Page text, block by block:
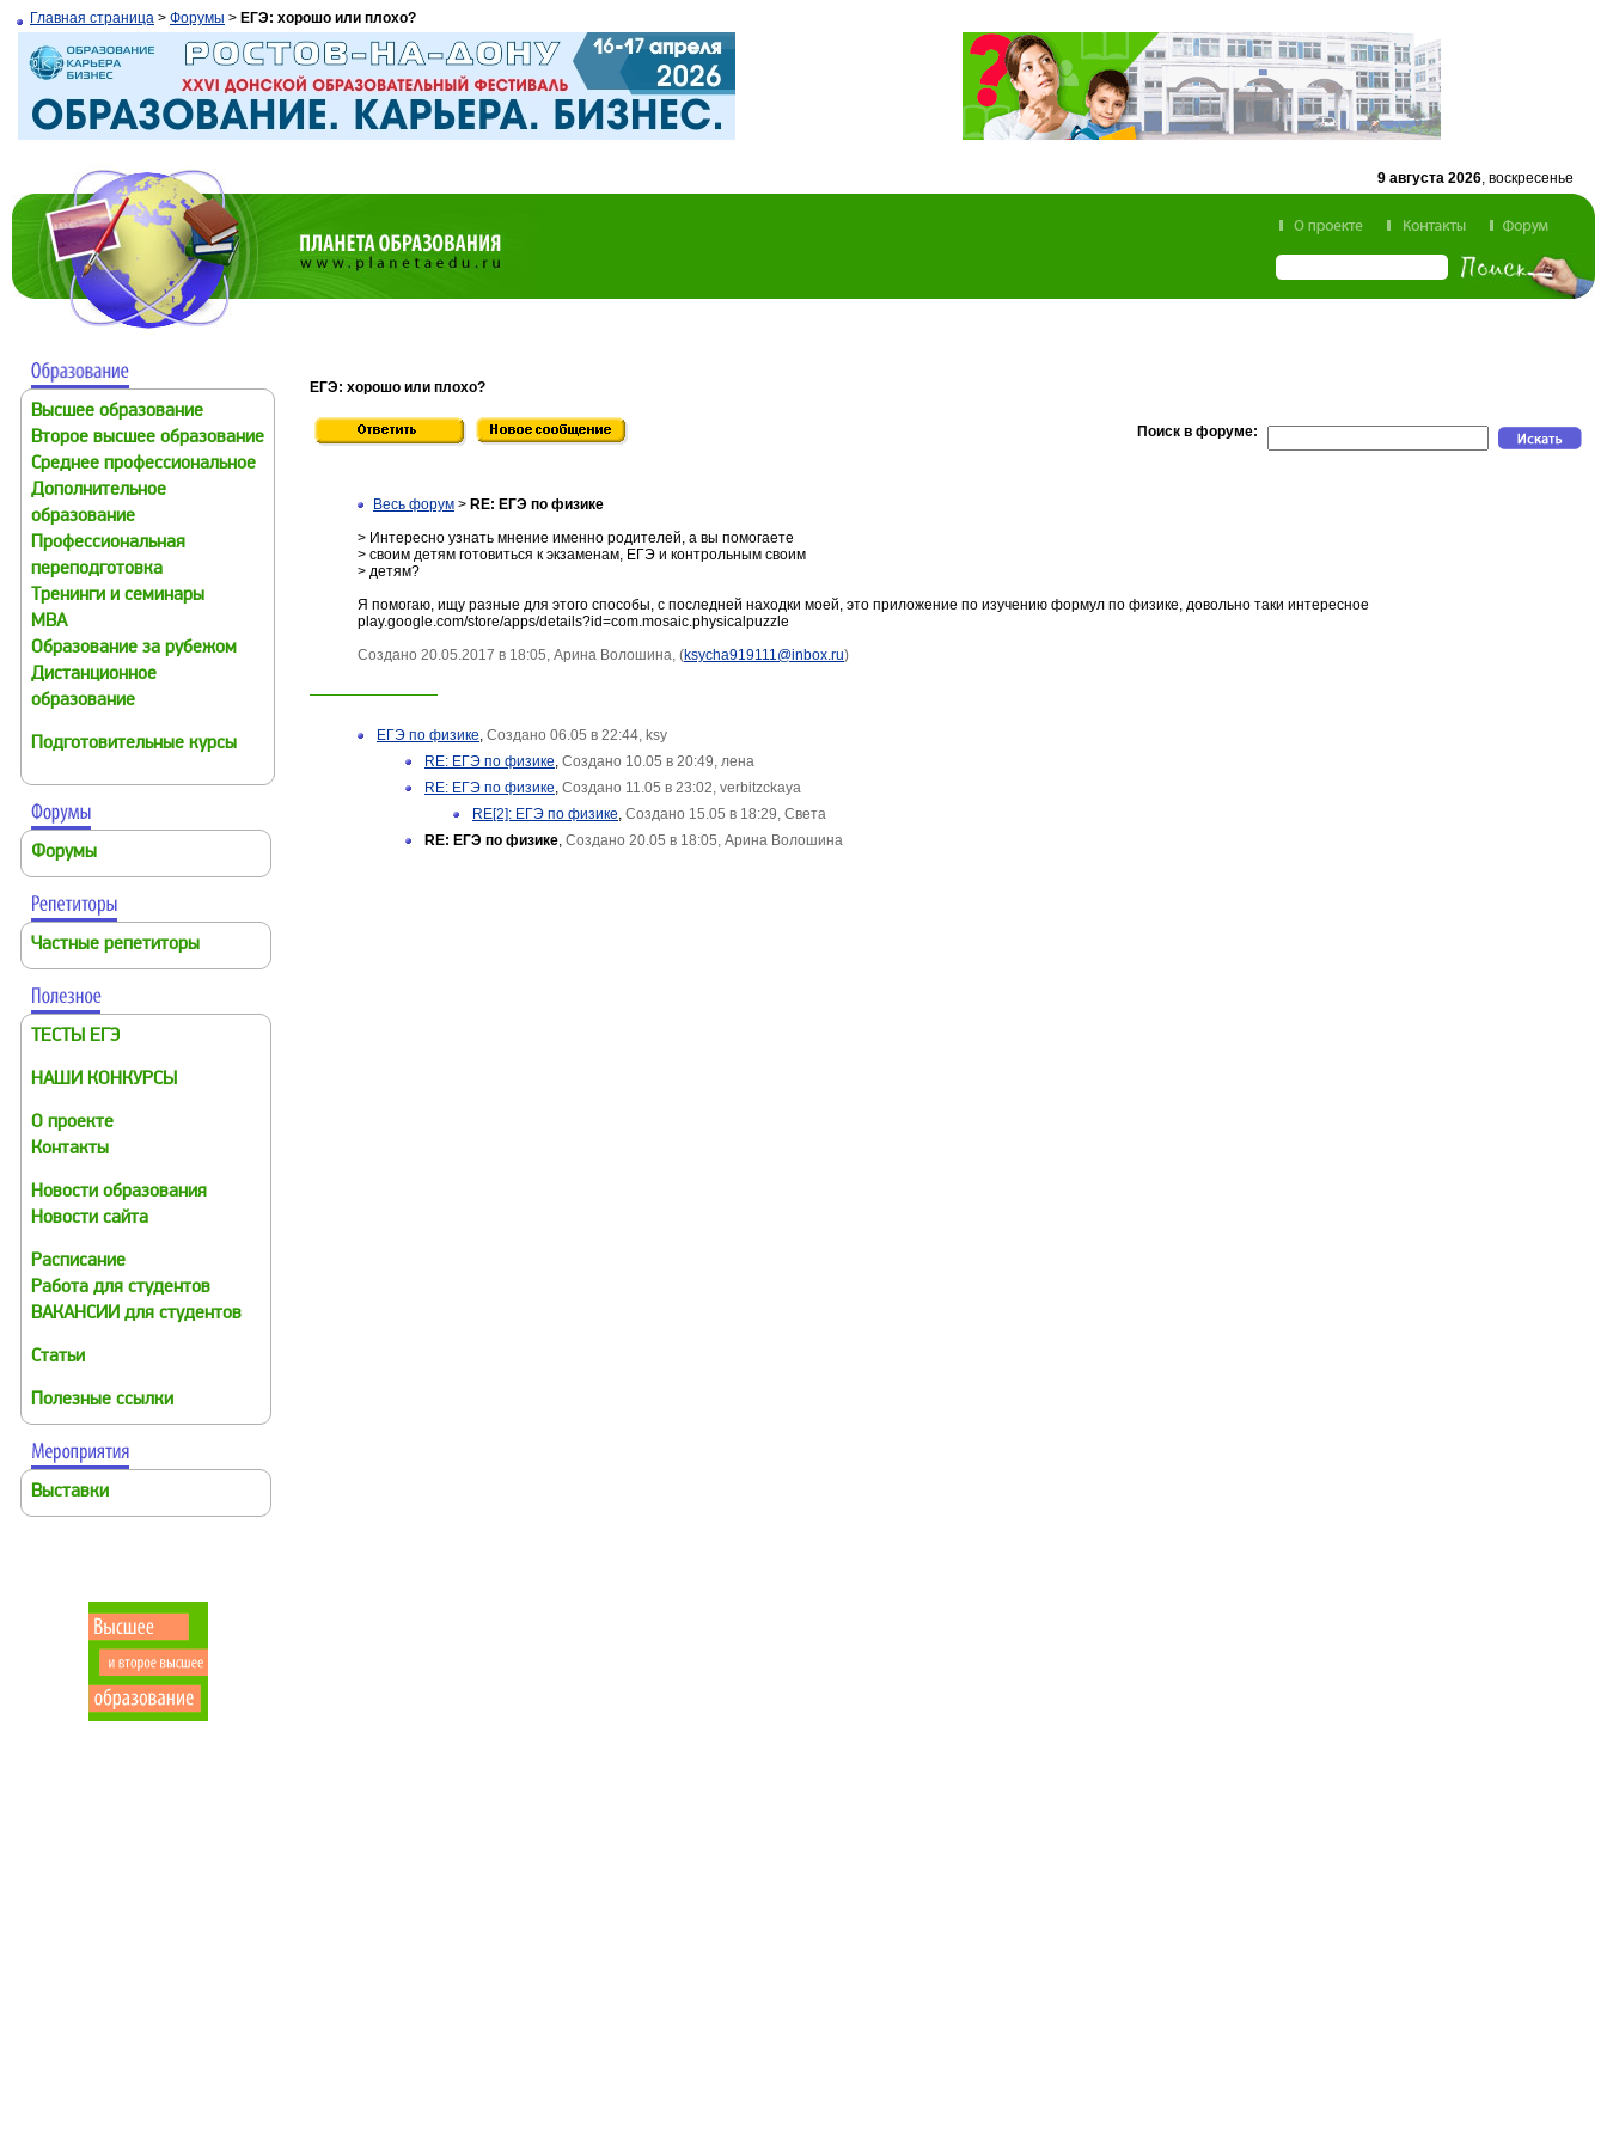
Главная страница > Форумы > ЕГЭ: хорошо или плохо?
9 августа 2026, воскресенье
Высшее образование
Второе высшее образование
Среднее профессиональное
Дополнительное
образование
Профессиональная
переподготовка
Тренинги и семинары
MBA
Образование за рубежом
Дистанционное
образование
Подготовительные курсы
Форумы
Частные репетиторы
ТЕСТЫ ЕГЭ
НАШИ КОНКУРСЫ
О проекте
Контакты
Новости образования
Новости сайта
Расписание
Работа для студентов
ВАКАНСИИ для студентов
Статьи
Полезные ссылки
Выставки
ЕГЭ: хорошо или плохо?
Поиск в форуме:
Весь форум > RE: ЕГЭ по физике
> Интересно узнать мнение именно родителей, а вы помогаете
> своим детям готовиться к экзаменам, ЕГЭ и контрольным своим
> детям?
Я помогаю, ищу разные для этого способы, с последней находки моей, это приложение по изучению формул по физике, довольно таки интересное
play.google.com/store/apps/details?id=com.mosaic.physicalpuzzle
Создано 20.05.2017 в 18:05, Арина Волошина, (ksycha919111@inbox.ru)
ЕГЭ по физике, Создано 06.05 в 22:44, ksy
RE: ЕГЭ по физике, Создано 10.05 в 20:49, лена
RE: ЕГЭ по физике, Создано 11.05 в 23:02, verbitzckaya
RE[2]: ЕГЭ по физике, Создано 15.05 в 18:29, Света
RE: ЕГЭ по физике, Создано 20.05 в 18:05, Арина Волошина